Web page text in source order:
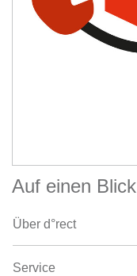
Auf einen Blick
Über d°rect
Service